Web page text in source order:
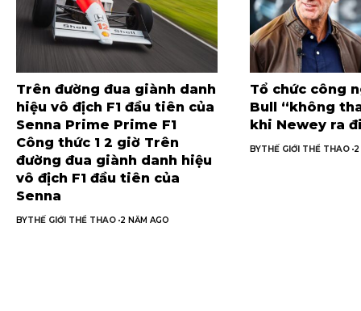
Trên đường đua giành danh
hiệu vô địch F1 đầu tiên của
Senna Prime Prime F1
Công thức 1 2 giờ Trên
đường đua giành danh hiệu
vô địch F1 đầu tiên của
Senna
BYTHẾ GIỚI THỂ THAO 2 NĂM AGO
Tổ chức công
Bull “không
khi Newey ra
BYTHẾ GIỚI THỂ THAO 2